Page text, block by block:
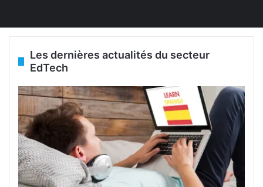
Les dernières actualités du secteur
EdTech